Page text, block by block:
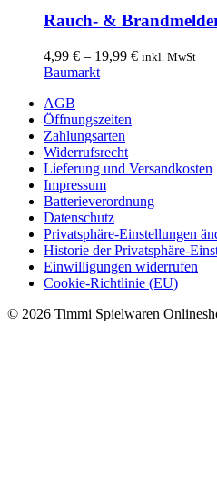
auf
der
gewählt
werden
weist
mehrere
Varianten
auf.
Die
können
auf
der
Produktseite
gewählt
werden
Rauch- &
4,99 € – 19,99 € inkl. MwSt
Baumarkt
AGB
Öffnungszeiten
Zahlungsarten
Widerrufsrecht
Lieferung und Versandkosten
Impressum
Batterieverordnung
Datenschutz
Privatsphäre-Einstellungen
Historie der Privatsphäre-
Einwilligungen widerrufen
Cookie-Richtlinie (EU)
© 2026 Timmi Spielwaren